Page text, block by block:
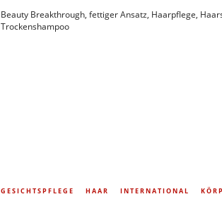
Beauty Breakthrough, fettiger Ansatz, Haarpflege,
Trockenshampoo
GESICHTSPFLEGE HAAR INTERNATIONAL